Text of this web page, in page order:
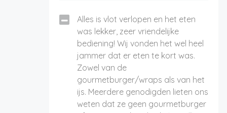
Alles is vlot verlopen en het eten
was lekker, zeer vriendelijke
bediening! Wij vonden het wel heel
jammer dat er eten te kort was.
Zowel van de
gourmetburger/wraps als van het
ijs. Meerdere genodigden lieten ons
weten dat ze geen gourmetburger